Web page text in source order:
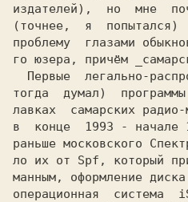
издателей),  но  мне
(точнее,
я  попытался)
проблему
глазами
го юзера, причём
Первые
легально-
тогда
думал)
лавках
самарских
в
конце
1993 - начале
раньше московского
ло их от Spf, который
манным, оформление
операционная
система